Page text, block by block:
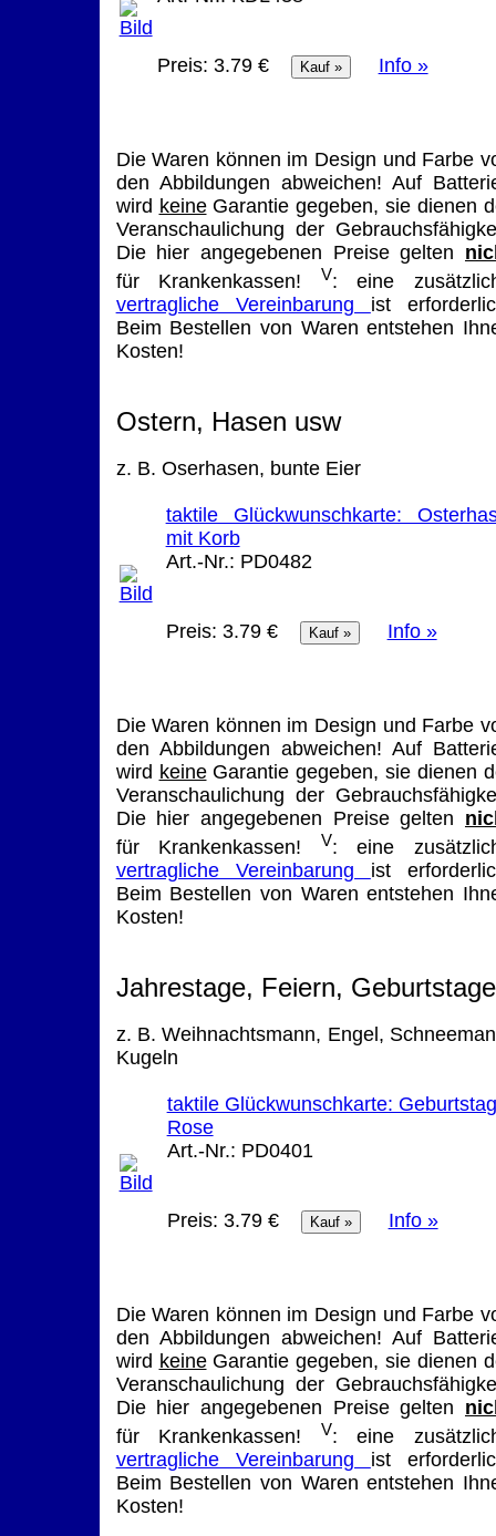
Preis: 3.79 € Info »
Die Waren können im Design und Farbe
den Abbildungen abweichen! Auf
wird keineGarantie gegeben, sie dienen
Veranschaulichung der
Die hier angegebenen Preise gelten
für Krankenkassen!
V: eine
vertragliche Vereinbarung ist
Beim Bestellen von Waren entstehen
Kosten!
Ostern, Hasen usw
z. B. Oserhasen, bunte Eier
taktile Glückwunschkarte:
mit Korb
Art.-Nr.: PD0482
Preis: 3.79 € Info »
Die Waren können im Design und Farbe
den Abbildungen abweichen! Auf
wird keineGarantie gegeben, sie dienen
Veranschaulichung der
Die hier angegebenen Preise gelten
für Krankenkassen!
V: eine
vertragliche Vereinbarung ist
Beim Bestellen von Waren entstehen
Kosten!
Jahrestage, Feiern, Geburtstage
z. B. Weihnachtsmann, Engel,
Kugeln
taktile Glückwunschkarte:
Rose
Art.-Nr.: PD0401
Preis: 3.79 € Info »
Die Waren können im Design und Farbe
den Abbildungen abweichen! Auf
wird keineGarantie gegeben, sie dienen
Veranschaulichung der
Die hier angegebenen Preise gelten
für Krankenkassen!
V: eine
vertragliche Vereinbarung ist
Beim Bestellen von Waren entstehen
Kosten!